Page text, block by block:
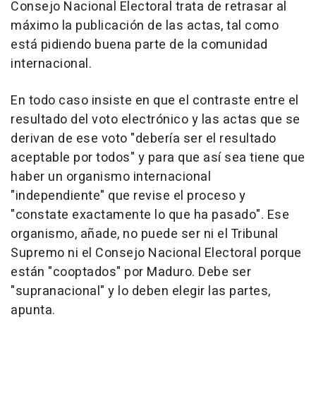
Consejo Nacional Electoral trata de retrasar al
máximo la publicación de las actas, tal como
está pidiendo buena parte de la comunidad
internacional.
En todo caso insiste en que el contraste entre el
resultado del voto electrónico y las actas que se
derivan de ese voto "debería ser el resultado
aceptable por todos" y para que así sea tiene que
haber un organismo internacional
"independiente" que revise el proceso y
"constate exactamente lo que ha pasado". Ese
organismo, añade, no puede ser ni el Tribunal
Supremo ni el Consejo Nacional Electoral porque
están "cooptados" por Maduro. Debe ser
"supranacional" y lo deben elegir las partes,
apunta.